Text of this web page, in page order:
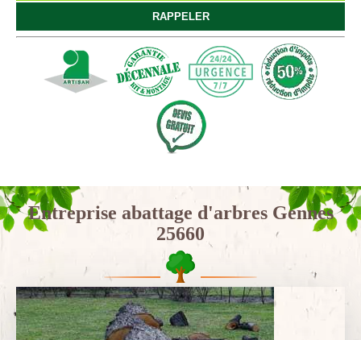
Entreprise abattage d'arbres Gennes
25660